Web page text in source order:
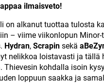
ilmaisveto!
on alkanut tuottaa tulosta
– viime viikonlopun
Hydran, Scrapin sekä
nelikkoa loistavasti ja
kohdalla isoin
loppuun saakka ja